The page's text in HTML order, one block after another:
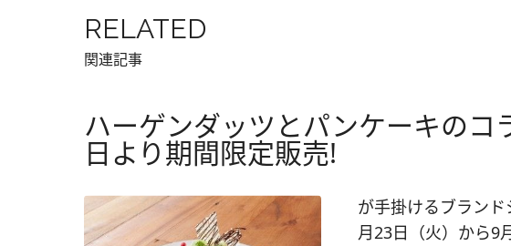
RELATED
関連記事
ハーゲンダッツとパンケーキのコ
日より期間限定販売!
が手掛けるブラン
月23日（火）から9